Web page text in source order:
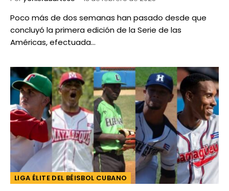
Poco más de dos semanas han pasado desde que
concluyó la primera edición de la Serie de las
Américas, efectuada…
LIGA ÉLITE DEL BÉISBOL CUBANO